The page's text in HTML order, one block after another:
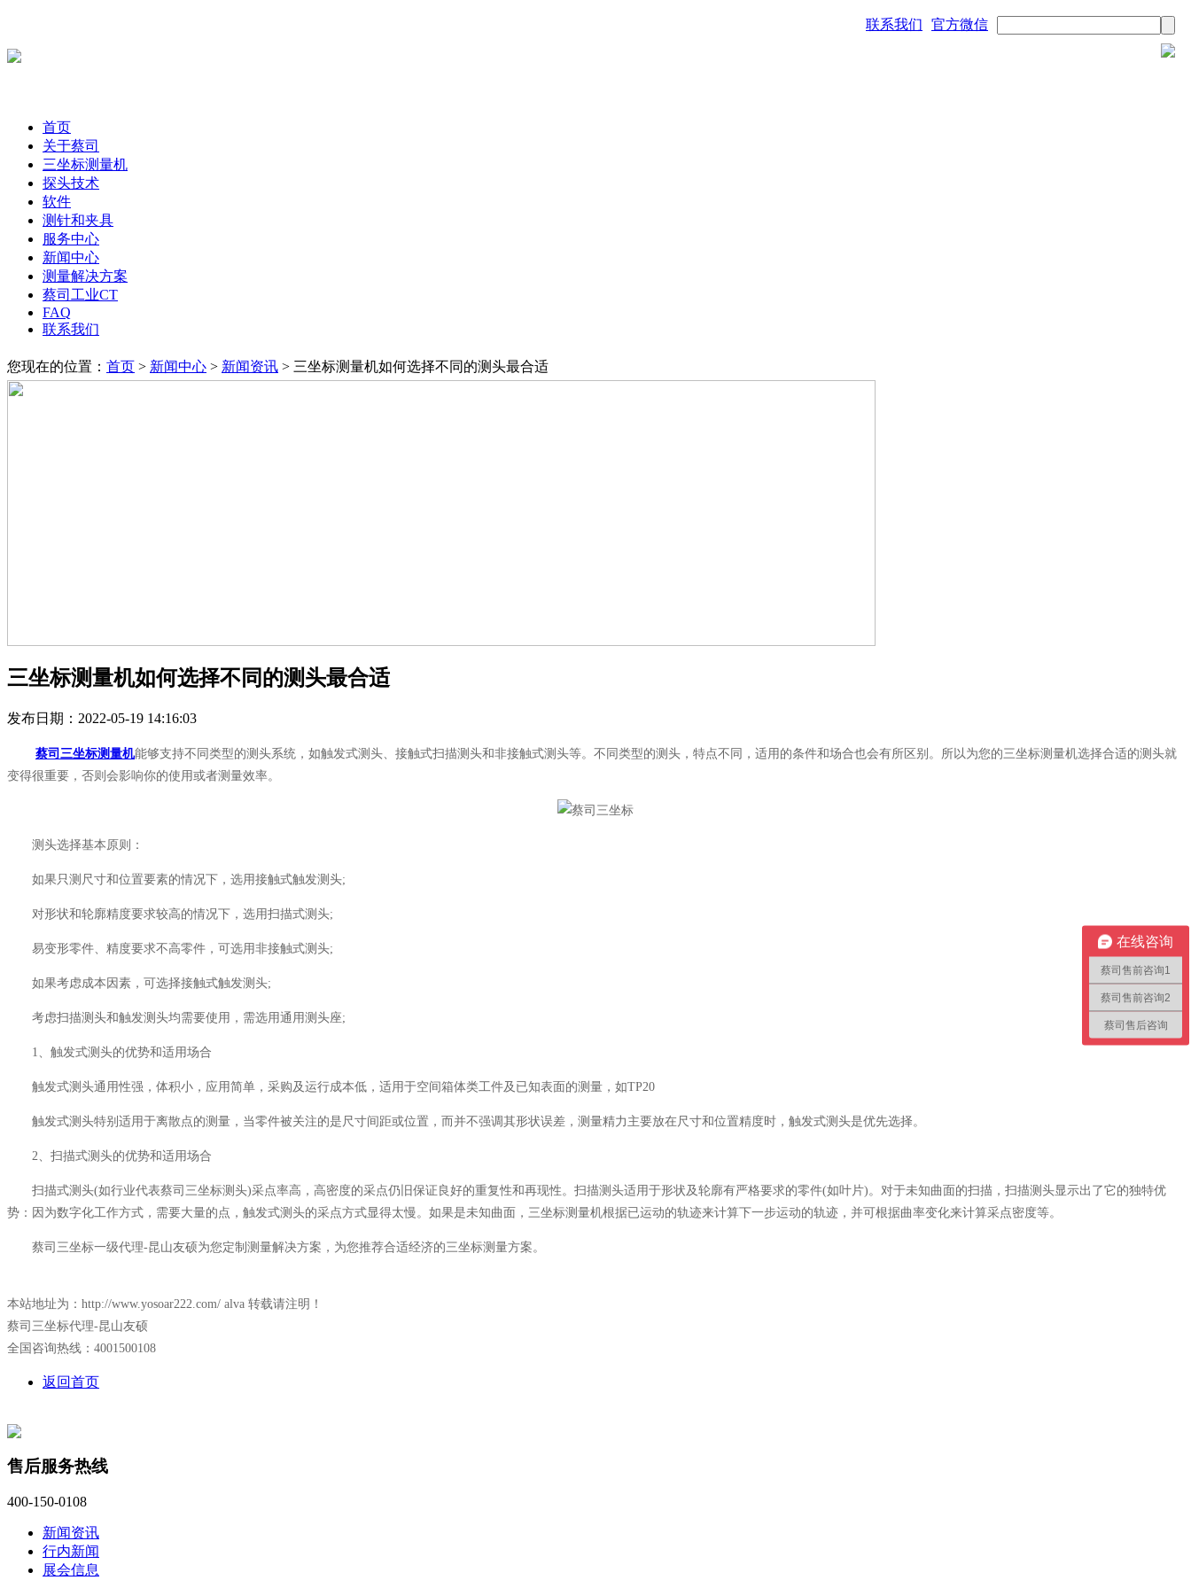
联系我们 官方微信
首页
关于蔡司
三坐标测量机
探头技术
软件
测针和夹具
服务中心
新闻中心
测量解决方案
蔡司工业CT
FAQ
联系我们
您现在的位置： 首页 > 新闻中心 > 新闻资讯 > 三坐标测量机如何选择不同的测头最合适
三坐标测量机如何选择不同的测头最合适
发布日期：2022-05-19 14:16:03
蔡司三坐标测量机能够支持不同类型的测头系统，如触发式测头、接触式扫描测头和非接触式测头等。不同类型的测头，特点不同，适用的条件和场合也会有所区别。所以为您的三坐标测量机选择合适的测头就
变得很重要，否则会影响你的使用或者测量效率。
测头选择基本原则：
如果只测尺寸和位置要素的情况下，选用接触式触发测头;
对形状和轮廓精度要求较高的情况下，选用扫描式测头;
易变形零件、精度要求不高零件，可选用非接触式测头;
如果考虑成本因素，可选择接触式触发测头;
考虑扫描测头和触发测头均需要使用，需选用通用测头座;
1、触发式测头的优势和适用场合
触发式测头通用性强，体积小，应用简单，采购及运行成本低，适用于空间箱体类工件及已知表面的测量，如TP20
触发式测头特别适用于离散点的测量，当零件被关注的是尺寸间距或位置，而并不强调其形状误差，测量精力主要放在尺寸和位置精度时，触发式测头是优先选择。
2、扫描式测头的优势和适用场合
扫描式测头(如行业代表蔡司三坐标测头)采点率高，高密度的采点仍旧保证良好的重复性和再现性。扫描测头适用于形状及轮廓有严格要求的零件(如叶片)。对于未知曲面的扫描，扫描测头显示出了它的独特优
势：因为数字化工作方式，需要大量的点，触发式测头的采点方式显得太慢。如果是未知曲面，三坐标测量机根据已运动的轨迹来计算下一步运动的轨迹，并可根据曲率变化来计算采点密度等。
蔡司三坐标一级代理-昆山友硕为您定制测量解决方案，为您推荐合适经济的三坐标测量方案。
本站地址为：http://www.yosoar222.com/ alva 转载请注明！
蔡司三坐标代理-昆山友硕
全国咨询热线：4001500108
返回首页
售后服务热线
400-150-0108
新闻资讯
行内新闻
展会信息
在线咨询
蔡司售前咨询1
蔡司售前咨询2
蔡司售后咨询